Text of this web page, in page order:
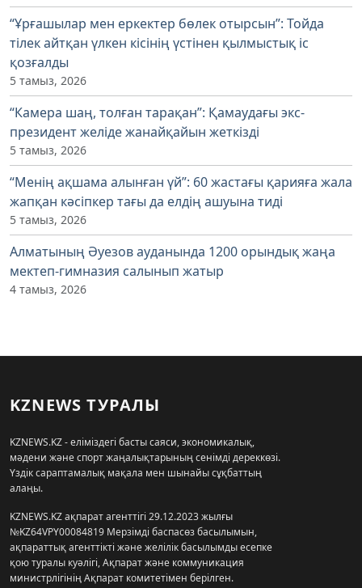
“Ұрғашылар мен еркектер бөлек отырсын”: Тойда
тілек айтқан үлкен кісінің үстінен қылмыстық іс
қозғалды
5 тамыз, 2026
“Камера шаң, толған тарақан”: Қамаудағы экс-
президент желіде жанайқайын жеткізді
5 тамыз, 2026
“Менің ақшама алынған үй”: 60 жастағы қарияға жала
жапқан кәсіпкер тағы да елдің ашуына тиді
5 тамыз, 2026
Алматының Әуезов ауданында 1200 орындық жаңа
мектеп-гимназия салынып жатыр
4 тамыз, 2026
KZNEWS ТУРАЛЫ
KZNEWS.KZ - еліміздегі басты саяси, экономикалық,
мәдени және спорт жаңалықтарының сенімді дереккөзі.
Үздік сараптамалық мақала мен шынайы сұқбаттың
алаңы.
KZNEWS.KZ ақпарат агенттігі 29.12.2023 жылғы
№KZ64VPY00084819 Мерзімді баспасөз басылымын,
ақпараттық агенттікті және желілік басылымды есепке
қою туралы куәлігі, Ақпарат және коммуникация
министрлігінің Ақпарат комитетімен берілген.